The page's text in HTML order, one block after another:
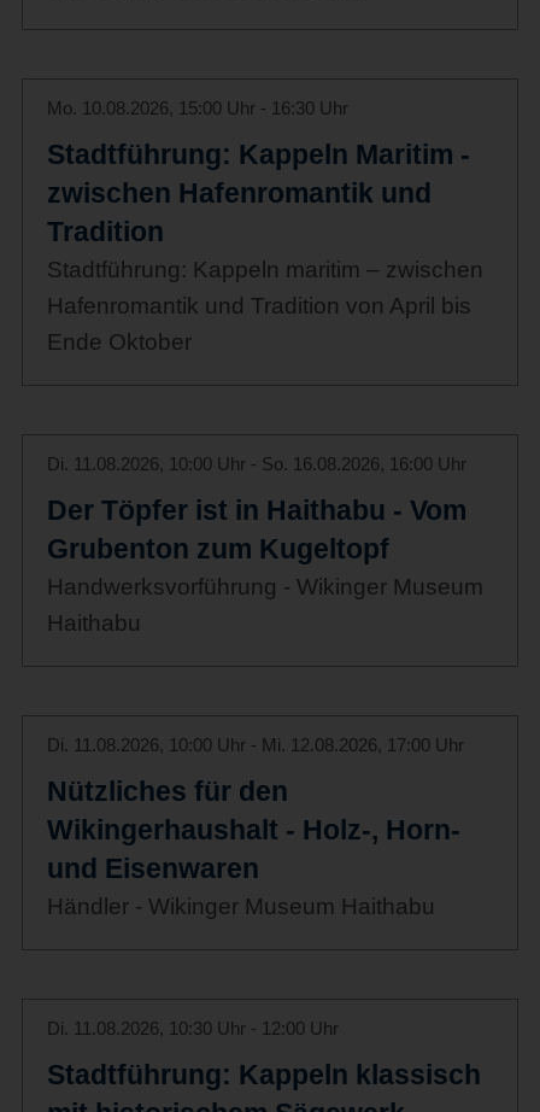
Mo. 10.08.2026, 15:00 Uhr - 16:30 Uhr
Stadtführung: Kappeln Maritim -
zwischen Hafenromantik und
Tradition
Stadtführung: Kappeln maritim – zwischen
Hafenromantik und Tradition von April bis
Ende Oktober
Di. 11.08.2026, 10:00 Uhr - So. 16.08.2026, 16:00 Uhr
Der Töpfer ist in Haithabu - Vom
Grubenton zum Kugeltopf
Handwerksvorführung - Wikinger Museum
Haithabu
Di. 11.08.2026, 10:00 Uhr - Mi. 12.08.2026, 17:00 Uhr
Nützliches für den
Wikingerhaushalt - Holz-, Horn-
und Eisenwaren
Händler - Wikinger Museum Haithabu
Di. 11.08.2026, 10:30 Uhr - 12:00 Uhr
Stadtführung: Kappeln klassisch